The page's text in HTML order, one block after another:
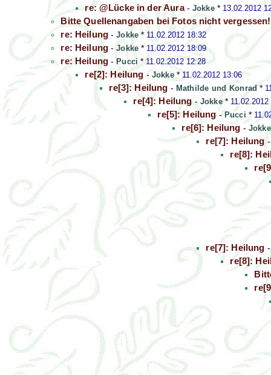
re: @Lücke in der Aura- Jokke* 13.02.2012
Bitte Quellenangaben bei Fotos nicht
re: Heilung -Jokke * 11.02.2012 18:32
re: Heilung -Jokke * 11.02.2012 18:09
re: Heilung -Pucci *11.02.2012 12:28
re[2]: Heilung - Jokke* 11.02.2012 13:06
re[3]: Heilung - Mathilde und Konrad*
re[4]: Heilung- Jokke* 11.02.2012
re[5]: Heilung -Pucci *
re[6]: Heilung - Jokke
re[7]: Heilung
re[8]:
re[7]: Heilung
re[8]: